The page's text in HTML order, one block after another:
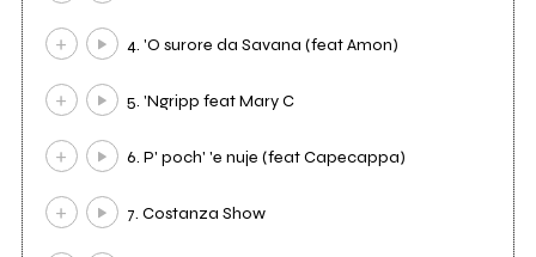
4. 'O surore da Savana (feat Amon)
5. 'Ngripp feat Mary C
6. P' poch' 'e nuje (feat Capecappa)
7. Costanza Show